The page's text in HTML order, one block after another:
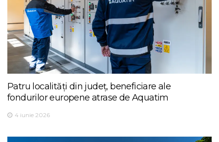
Patru localități din județ, beneficiare ale
fondurilor europene atrase de Aquatim
4 iunie 2026